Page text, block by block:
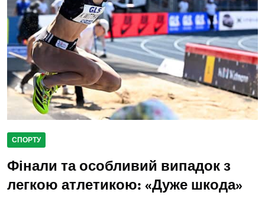
СПОРТУ
Фінали та особливий випадок з
легкою атлетикою: «Дуже шкода»